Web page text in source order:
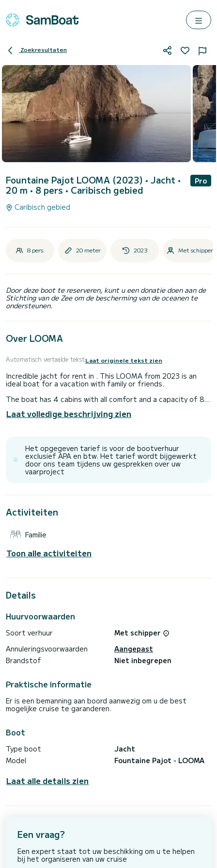
Zoekresultaten
Fountaine Pajot LOOMA (2023) • Jacht •
20 m • 8 pers • Caribisch gebied
Pro
Caribisch gebied
8 pers. 20 meter 2023 Met schipper
Door deze boot te reserveren, kunt u een donatie doen aan de
Stichting van de Zee om de bescherming van de oceanen te
ondersteunen.
Over LOOMA
Automatisch vertaalde tekstLaat originele tekst zien
Incredible jacht for rent in . This LOOMA from 2023 is an
ideal boat for a vacation with family or friends.
The boat has 4 cabins with all comfort and a capacity of 8
best ally to spend an exceptional vacation on the water in
the surroundings of
boord.
Het heeft de volgende uitrusting: TV, Buitenluidsprekers,
Wifi en internet, Buitendouche, Watermaker, Barbecue, A/C.
Laat volledige beschrijving zien
Het opgegeven tarief is voor de bootverhuur
exclusief APA en btw. Het tarief wordt bijgewerkt
door ons team tijdens uw gesprekken over uw
vaarproject
Activiteiten
Familie
Toon alle activiteiten
Details
Huurvoorwaarden
Soort verhuur
Met schipper
Annuleringsvoorwaarden
Aangepast
Brandstof
Niet inbegrepen
Praktische informatie
Er is een bemanning aan boord aanwezig om u de best
mogelijke cruise te garanderen.
Boot
Type boot
Jacht
Model
Fountaine Pajot - LOOMA
Laat alle details zien
Een vraag?
Een expert staat tot uw beschikking om u te helpen
bij het organiseren van uw cruise